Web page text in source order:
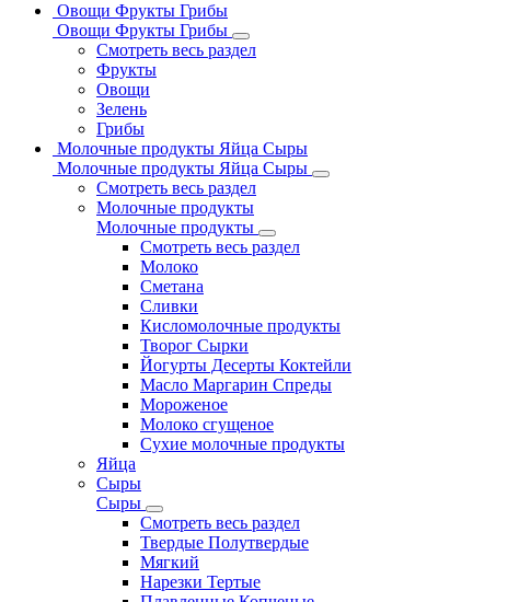
Овощи Фрукты Грибы
Овощи Фрукты Грибы
Смотреть весь раздел
Фрукты
Овощи
Зелень
Грибы
Молочные продукты Яйца Сыры
Молочные продукты Яйца Сыры
Смотреть весь раздел
Молочные продукты
Молочные продукты
Смотреть весь раздел
Молоко
Сметана
Сливки
Кисломолочные продукты
Творог Сырки
Йогурты Десерты Коктейли
Масло Маргарин Спреды
Мороженое
Молоко сгущеное
Сухие молочные продукты
Яйца
Сыры
Сыры
Смотреть весь раздел
Твердые Полутвердые
Мягкий
Нарезки Тертые